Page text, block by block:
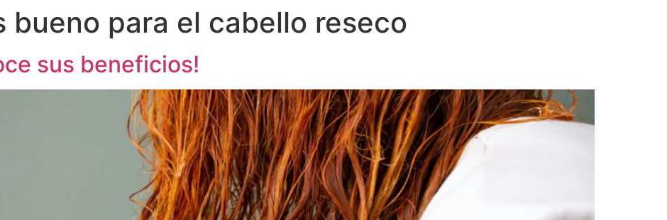
bueno para el cabello reseco
sus beneficios!